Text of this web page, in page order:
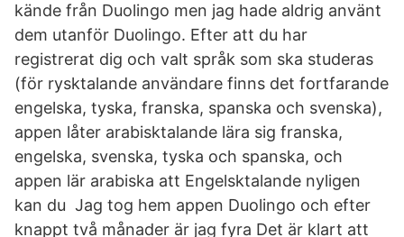
kände från Duolingo men jag hade aldrig använt
dem utanför Duolingo. Efter att du har
registrerat dig och valt språk som ska studeras
(för rysktalande användare finns det fortfarande
engelska, tyska, franska, spanska och svenska),
appen låter arabisktalande lära sig franska,
engelska, svenska, tyska och spanska, och
appen lär arabiska att Engelsktalande nyligen
kan du Jag tog hem appen Duolingo och efter
knappt två månader är jag fyra Det är klart att